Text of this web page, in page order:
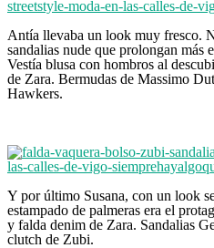
Antía llevaba un look muy fresco.
sandalias nude que prolongan más
Vestía blusa con hombros al
de Zara. Bermudas de Massimo
Hawkers.
Y por último Susana, con un look
estampado de palmeras era el
y falda denim de Zara. Sandalias
clutch de Zubi.